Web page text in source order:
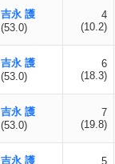
吉永 護
(53.0)
4
(10.2)
吉永 護
(53.0)
6
(18.3)
吉永 護
(53.0)
7
(19.8)
吉永 護
5